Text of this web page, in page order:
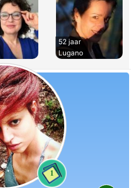
52 jaar
Lugano
1